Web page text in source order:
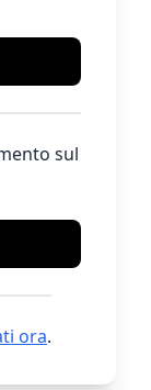
sul
ora.